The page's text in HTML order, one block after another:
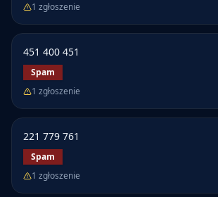
1 zgłoszenie
451 400 451
Spam
1 zgłoszenie
221 779 761
Spam
1 zgłoszenie